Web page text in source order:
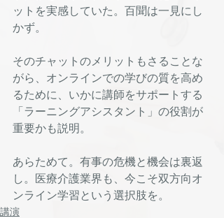
ットを実感していた。百聞は一見にし
かず。
そのチャットのメリットもさることな
がら、オンラインでの学びの質を高め
るために、いかに講師をサポートする
「ラーニングアシスタント」の役割が
重要かも説明。
あらためて。有事の危機と機会は裏返
し。医療介護業界も、今こそ双方向オ
ンライン学習という選択肢を。
講演